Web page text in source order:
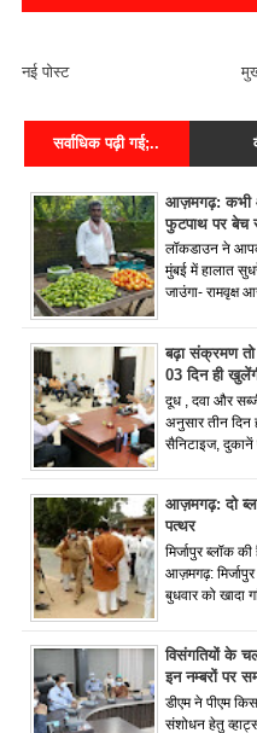
नई पोस्ट
सर्वाधिक पढ़ी गई;..
आज़मगढ़: कभी
फुटपाथ पर बेच
लॉकडाउन ने
मुंबई में हालात
जाउंगा- रामवृक्ष
बढ़ा संक्रमण
03 दिन ही
दूध , दवा और
अनुसार तीन दिन
सैनिटाइज, दुकानें
आज़मगढ़: दो
पत्थर
मिर्जापुर ब्लॉक
आज़मगढ़:
बुधवार को खादा
विसंगतियों के
इन नम्बरों पर
डीएम ने पीएम
संशोधन हेतु